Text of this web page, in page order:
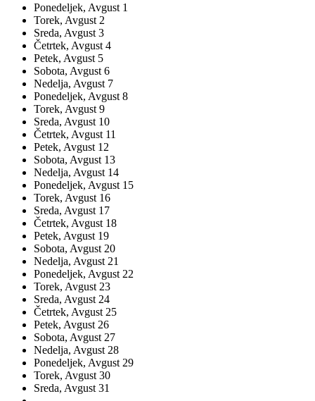
Ponedeljek, Avgust 1
Torek, Avgust 2
Sreda, Avgust 3
Četrtek, Avgust 4
Petek, Avgust 5
Sobota, Avgust 6
Nedelja, Avgust 7
Ponedeljek, Avgust 8
Torek, Avgust 9
Sreda, Avgust 10
Četrtek, Avgust 11
Petek, Avgust 12
Sobota, Avgust 13
Nedelja, Avgust 14
Ponedeljek, Avgust 15
Torek, Avgust 16
Sreda, Avgust 17
Četrtek, Avgust 18
Petek, Avgust 19
Sobota, Avgust 20
Nedelja, Avgust 21
Ponedeljek, Avgust 22
Torek, Avgust 23
Sreda, Avgust 24
Četrtek, Avgust 25
Petek, Avgust 26
Sobota, Avgust 27
Nedelja, Avgust 28
Ponedeljek, Avgust 29
Torek, Avgust 30
Sreda, Avgust 31